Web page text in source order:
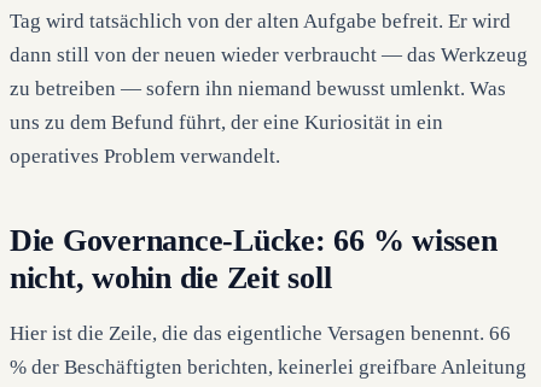
Tag wird tatsächlich von der alten Aufgabe befreit. Er wird
dann still von der neuen wieder verbraucht — das Werkzeug
zu betreiben — sofern ihn niemand bewusst umlenkt. Was
uns zu dem Befund führt, der eine Kuriosität in ein
operatives Problem verwandelt.
Die Governance-Lücke: 66 % wissen
nicht, wohin die Zeit soll
Hier ist die Zeile, die das eigentliche Versagen benennt. 66
% der Beschäftigten berichten, keinerlei greifbare Anleitung